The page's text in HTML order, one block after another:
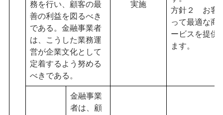
務を行い、顧客の最
善の利益を図るべき
である。金融事業者
は、こうした業務運
営が企業文化として
定着するよう努める
べきである。
実施
方針２ お客
って最適な商
ービスを提供
ます。
金融事業
者は、顧